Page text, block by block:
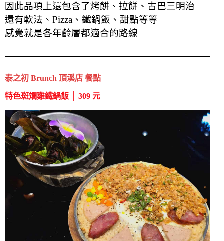
因此品項上還包含了烤餅、拉餅、古巴三明治
還有軟法、Pizza、鐵鍋飯、甜點等等
感覺就是各年齡層都適合的路線
泰之初 Brunch 頂溪店 餐點
特色斑斕雞鐵鍋飯 │ 309 元